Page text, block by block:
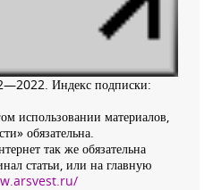
Индекс подписки:
использовании материалов,
обязательна.
так же обязательна
статьи, или на главную